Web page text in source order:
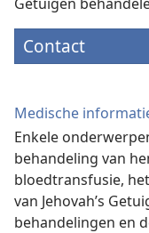
Contact
Medische
Enkele
behandeling van
bloedtransfusie,
van Jehovah’s
behandelingen en